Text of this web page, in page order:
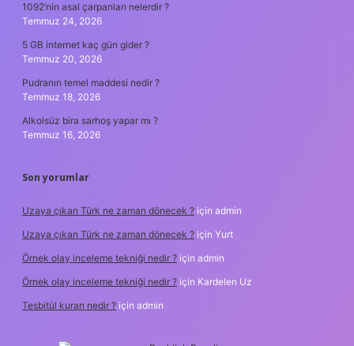
1092’nin asal çarpanları nelerdir ?
Temmuz 24, 2026
5 GB internet kaç gün gider ?
Temmuz 20, 2026
Pudranın temel maddesi nedir ?
Temmuz 18, 2026
Alkolsüz bira sarhoş yapar mı ?
Temmuz 16, 2026
Son yorumlar
Uzaya çıkan Türk ne zaman dönecek ? için admin
Uzaya çıkan Türk ne zaman dönecek ? için Yurt
Örnek olay inceleme tekniği nedir ? için admin
Örnek olay inceleme tekniği nedir ? için Kardelen Uz
Tesbitül kuran nedir ? için admin